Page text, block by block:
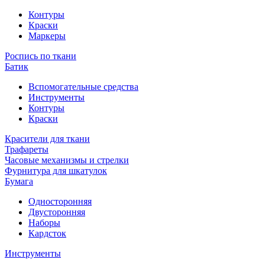
Контуры
Краски
Маркеры
Роспись по ткани
Батик
Вспомогательные средства
Инструменты
Контуры
Краски
Красители для ткани
Трафареты
Часовые механизмы и стрелки
Фурнитура для шкатулок
Бумага
Односторонняя
Двусторонняя
Наборы
Кардсток
Инструменты